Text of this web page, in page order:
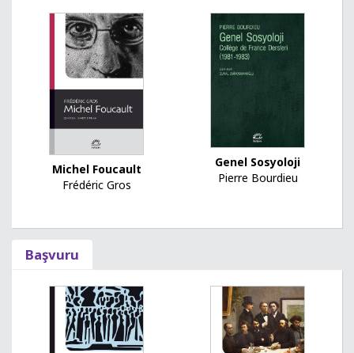
Michel Foucault
Frédéric Gros
Genel Sosyoloji
Pierre Bourdieu
Başvuru